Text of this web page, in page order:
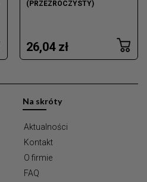
(PRZEZROCZYSTY)
26,04 zł
Na skróty
Aktualności
Kontakt
O firmie
FAQ